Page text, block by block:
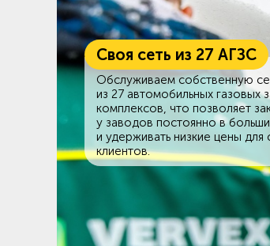
Своя сеть из 27 АГЗС
Обслуживаем собственную
из 27 автомобильных газовых
комплексов, что позволяет
у заводов постоянно в
и удерживать низкие цены для
клиентов.